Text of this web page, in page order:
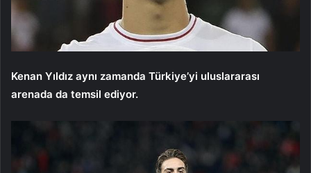
Kenan Yıldız aynı zamanda Türkiye’yi uluslararası
arenada da temsil ediyor.